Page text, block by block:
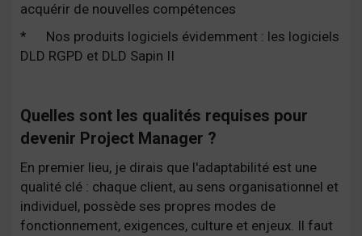
acquérir de nouvelles compétences
*
Nos produits logiciels évidemment : les logiciels
DLD RGPD et DLD Sapin II
Quelles sont les qualités requises pour
devenir Project Manager ?
En premier lieu, je dirais que l'adaptabilité est une
qualité clé : chaque client, au sens organisationnel et
individuel, possède ses propres modes de
fonctionnement, exigences, culture et enjeux. Il faut